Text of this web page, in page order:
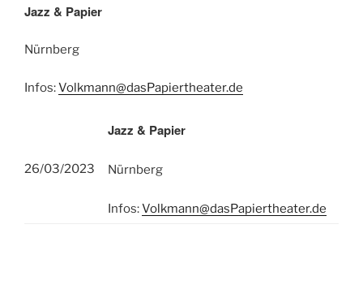
Jazz & Papier
Nürnberg
Infos:Volkmann@dasPapiertheater.de
26/03/2023
Jazz & Papier
Nürnberg
Infos:Volkmann@dasPapiertheater.de